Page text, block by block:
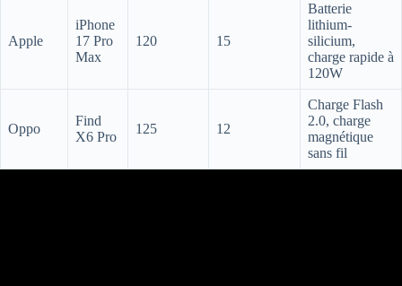
Apple
iPhone
17 Pro
Max
120 15
Batterie
lithium-
silicium,
charge rapide à
120W
Oppo
Find
X6 Pro
125 12
Charge Flash
2.0, charge
magnétique
sans fil